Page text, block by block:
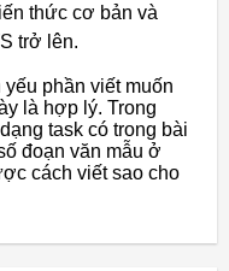
thức cơ bản và
trở lên.
phần viết muốn
là hợp lý. Trong
task có trong bài
đoạn văn mẫu ở
cách viết sao cho